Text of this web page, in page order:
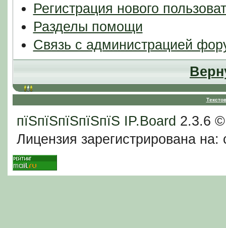
Регистрация нового
Разделы помощи
Связь с администрацией
пїЅпїЅпїЅпїЅпїЅ IP.Board 2.3.6
Лицензия зарегистрирована